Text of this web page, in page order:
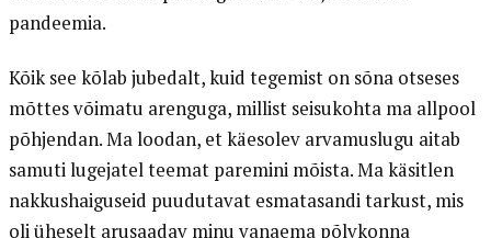
pandeemia.
Kõik see kõlab jubedalt, kuid tegemist on sõna otseses
mõttes võimatu arenguga, millist seisukohta ma allpool
põhjendan. Ma loodan, et käesolev arvamuslugu aitab
samuti lugejatel teemat paremini mõista. Ma käsitlen
nakkushaiguseid puudutavat esmatasandi tarkust, mis
oli üheselt arusaadav minu vanaema põlvkonna